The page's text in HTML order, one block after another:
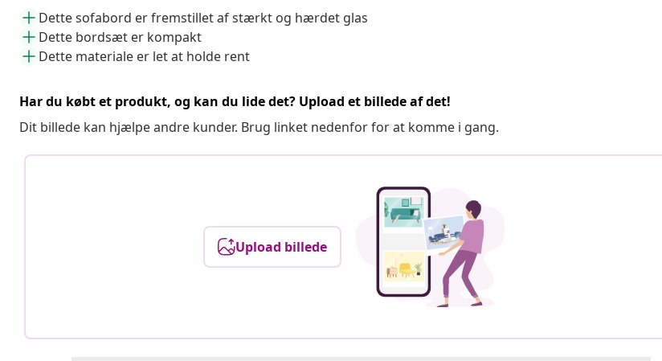
Dette sofabord er fremstillet af stærkt og hærdet glas
Dette bordsæt er kompakt
Dette materiale er let at holde rent
Har du købt et produkt, og kan du lide det? Upload et billede af det!
Dit billede kan hjælpe andre kunder. Brug linket nedenfor for at komme i gang.
Upload billede